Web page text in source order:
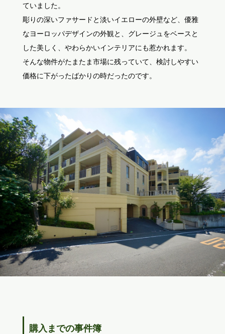
ていました。
彫りの深いファサードと淡いイエローの外壁など、優雅
なヨーロッパデザインの外観と、グレージュをベースと
した美しく、やわらかいインテリアにも惹かれます。
そんな物件がたまたま市場に残っていて、検討しやすい
価格に下がったばかりの時だったのです。
購入までの事件簿